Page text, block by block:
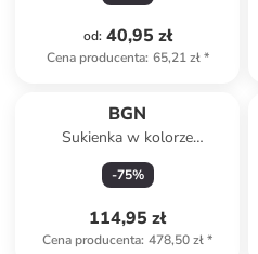
od: 40,95 zł
Cena producenta: 65,21 zł*
BGN
Sukienka w kolorze
granatowym
-75%
114,95 zł
Cena producenta: 478,50 zł*